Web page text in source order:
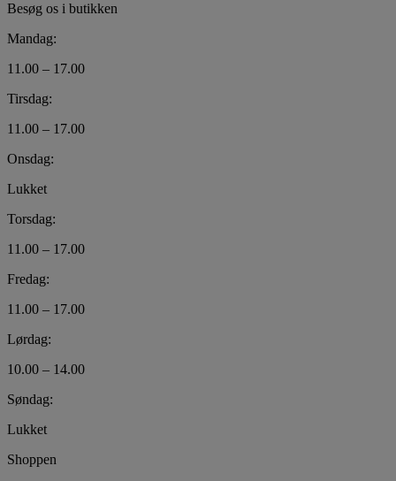
Besøg os i butikken
Mandag:
11.00 – 17.00
Tirsdag:
11.00 – 17.00
Onsdag:
Lukket
Torsdag:
11.00 – 17.00
Fredag:
11.00 – 17.00
Lørdag:
10.00 – 14.00
Søndag:
Lukket
Shoppen